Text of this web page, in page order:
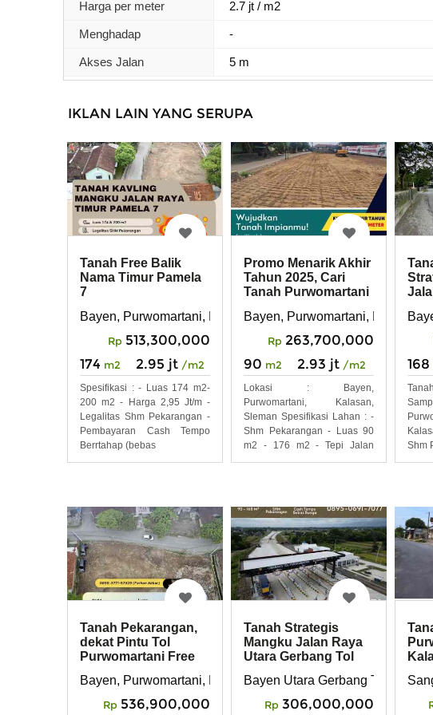
Harga per meter 2.7 jt / m2
Menghadap -
Akses Jalan 5 m
IKLAN LAIN YANG SERUPA
Tanah Free Balik
Nama Timur Pamela
7
Bayen, Purwomartani, Kalasan, Sleman, Yogyakarta
Rp 513,300,000
174 m2 2.95 jt /m2
Spesifikasi : - Luas 174 m2-
200 m2 - Harga 2,95 Jt/m -
Legalitas Shm Pekarangan -
Pembayaran Cash Tempo
Berrtahap (bebas
Promo Menarik Akhir
Tahun 2025, Cari
Tanah Purwomartani
Bayen, Purwomartani, Kalasan,
Rp 263,700,000
90 m2 2.93 jt /m2
Lokasi : Bayen,
Purwomartani, Kalasan,
Sleman Spesifikasi Lahan : -
Shm Pekarangan - Luas 90
m2 - 176 m2 - Tepi Jalan
168
Shm
Tanah Pekarangan,
dekat Pintu Tol
Purwomartani Free
Bayen, Purwomartani, Kalasan, Sleman
Rp 536,900,000
Tanah Strategis
Mangku Jalan Raya
Utara Gerbang Tol
Bayen Utara Gerbang Tol
Rp 306,000,000